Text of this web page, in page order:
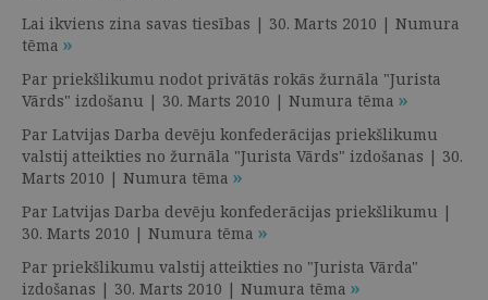
Lai ikviens zina savas tiesības | 30. Marts 2010 | Numura
tēma
Par priekšlikumu nodot privātās rokās žurnāla "Jurista
Vārds" izdošanu | 30. Marts 2010 | Numura tēma
Par Latvijas Darba devēju konfederācijas priekšlikumu
valstij atteikties no žurnāla "Jurista Vārds" izdošanas | 30.
Marts 2010 | Numura tēma
Par Latvijas Darba devēju konfederācijas priekšlikumu |
30. Marts 2010 | Numura tēma
Par priekšlikumu valstij atteikties no "Jurista Vārda"
izdošanas | 30. Marts 2010 | Numura tēma